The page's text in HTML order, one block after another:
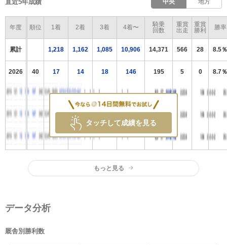
直近5年成績
年度
累計
2026
順位 1着 2着 3着 4着〜
騎乗
回数
重賞
出走
重賞
勝利
勝率
1,218 1,162 1,085 10,906 14,371 566 28 8.5％
40 17 14 18 146 195 5 0 8.7％
タッチして成績を見る
もっと見る
データ分析
厩舎別勝利数